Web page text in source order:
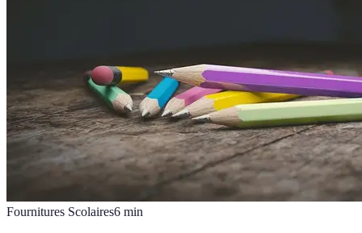
Fournitures Scolaires6 min